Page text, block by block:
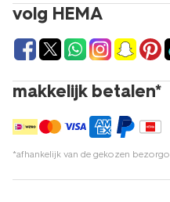
volg HEMA
makkelijk betalen*
*afhankelijk van de gekozen